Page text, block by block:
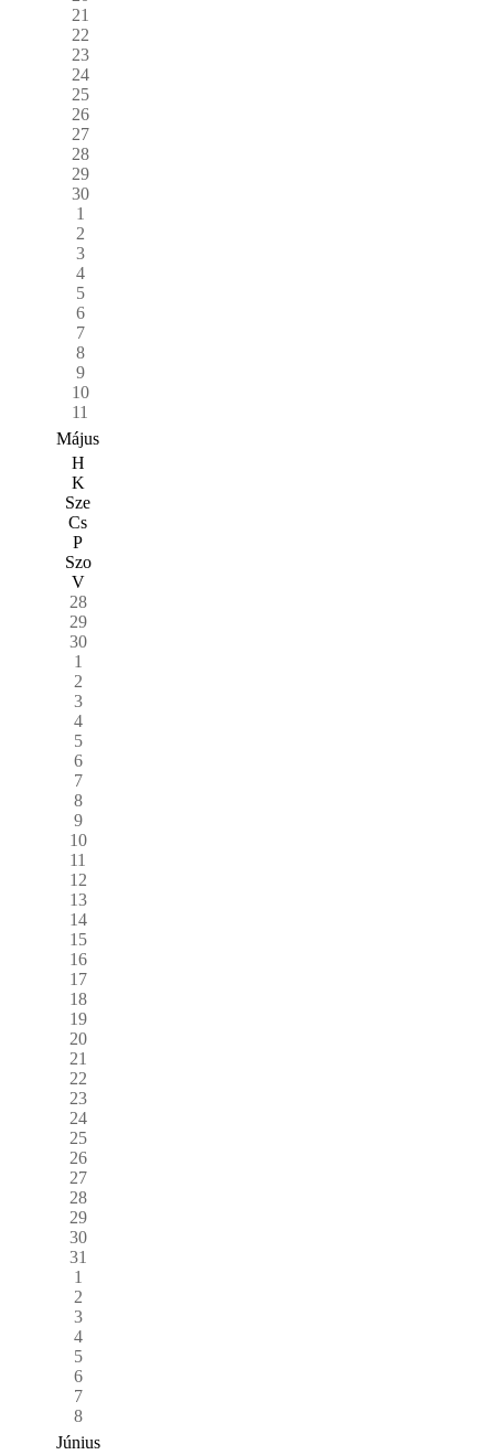
21
22
23
24
25
26
27
28
29
30
1
2
3
4
5
6
7
8
9
10
11
Május
H
K
Sze
Cs
P
Szo
V
28
29
30
1
2
3
4
5
6
7
8
9
10
11
12
13
14
15
16
17
18
19
20
21
22
23
24
25
26
27
28
29
30
31
1
2
3
4
5
6
7
8
Június